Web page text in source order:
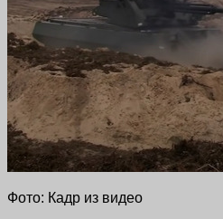
Фото: Кадр из видео